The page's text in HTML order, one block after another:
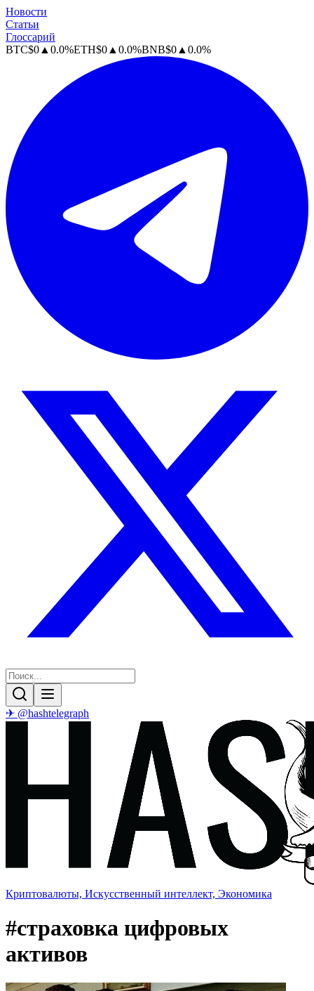
Новости
Статьи
Глоссарий
BTC$0 ▲ 0.0%ETH$0 ▲ 0.0%BNB$0 ▲ 0.0%
✈ @hashtelegraph
Криптовалюты, Искусственный интеллект, Экономика
#страховка цифровых
активов